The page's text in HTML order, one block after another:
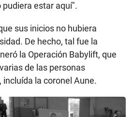
acepté que las
le cuenta a BBC Mundo.
sobre la Operación Babylift
sobre las gestas de
Creo que mis papás